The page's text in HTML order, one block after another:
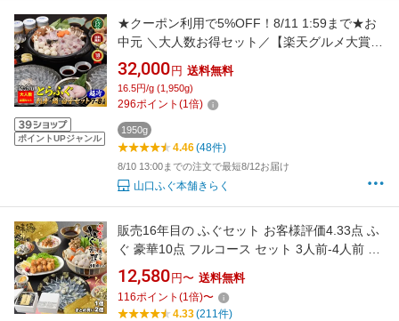
ポイントUPジャンル
★クーポン利用で5%OFF！8/11 1:59まで★お
中元 ＼大人数お得セット／【楽天グルメ大賞
12冠の店】とらふぐ刺し ふぐ鍋「とらふぐ宴
会！刺身鍋トラ白子セット7-8人前／超冷」山
口ふぐ本舗きらく ふぐ刺し ふぐちり 白子 ふぐ
32,000円 送料無料
16.5円/g (1,950g)
296ポイント (1 倍)
1950g
4.46(48件)
8/10 13:00までの注文で最短8/12お届け
山口ふぐ本舗きらく
販売16年目の ふぐセット お客様評価4.33点 ふ
ぐ 豪華10点 フルコース セット 3人前-4人前 6
人前-8人前 フグ 河豚 とらふぐ ふぐ刺し ちり鍋
ふぐ唐揚げ ふぐひれ 誕生日 長寿祝に人気 下関
旬 お取り寄せ 通販 2種から選べる
12,580円〜 送料無料
116ポイント (1 倍)〜
4.33(211件)